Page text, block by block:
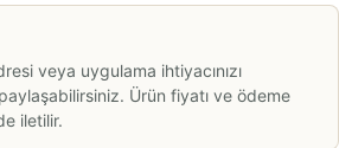
veya uygulama ihtiyacınızı
Ürün fiyatı ve ödeme
iletilir.